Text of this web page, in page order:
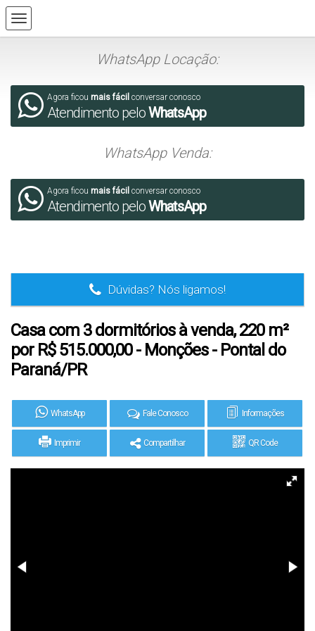
WhatsApp Locação:
Agora ficou mais fácil conversar conosco
Atendimento peloWhatsApp
WhatsApp Venda:
Agora ficou mais fácil conversar conosco
Atendimento peloWhatsApp
Dúvidas? Nós ligamos!
Casa com 3 dormitórios à venda, 220 m²
por R$ 515.000,00 - Monções - Pontal do
Paraná/PR
WhatsApp Fale Conosco Informações
Imprimir Compartilhar QR Code